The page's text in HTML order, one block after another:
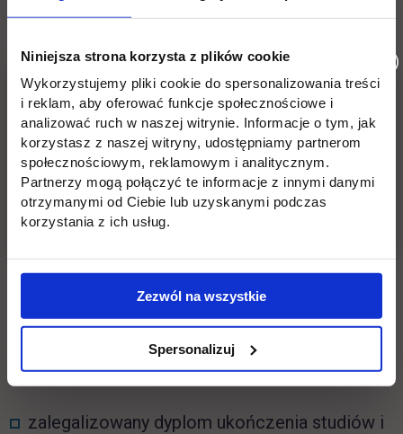
Niniejsza strona korzysta z plików cookie
Wykorzystujemy pliki cookie do spersonalizowania treści
i reklam, aby oferować funkcje społecznościowe i
analizować ruch w naszej witrynie. Informacje o tym, jak
korzystasz z naszej witryny, udostępniamy partnerom
społecznościowym, reklamowym i analitycznym.
Partnerzy mogą połączyć te informacje z innymi danymi
otrzymanymi od Ciebie lub uzyskanymi podczas
korzystania z ich usług.
Zezwól na wszystkie
Spersonalizuj
kserokopii i poświadczenia za zgodność z
oryginałem),
dowód osobisty (w celu okazania),
potwierdzenie wniesienia opłaty rekrutacyjnej.
Cudzoziemcy ubiegający się o
przyjęcie do Uczelni Techniczno-
Handlowej im. H. Chodkowskiej
zobowiązani są dostarczyć
następujące dokumenty:
zalegalizowany dyplom ukończenia studiów i